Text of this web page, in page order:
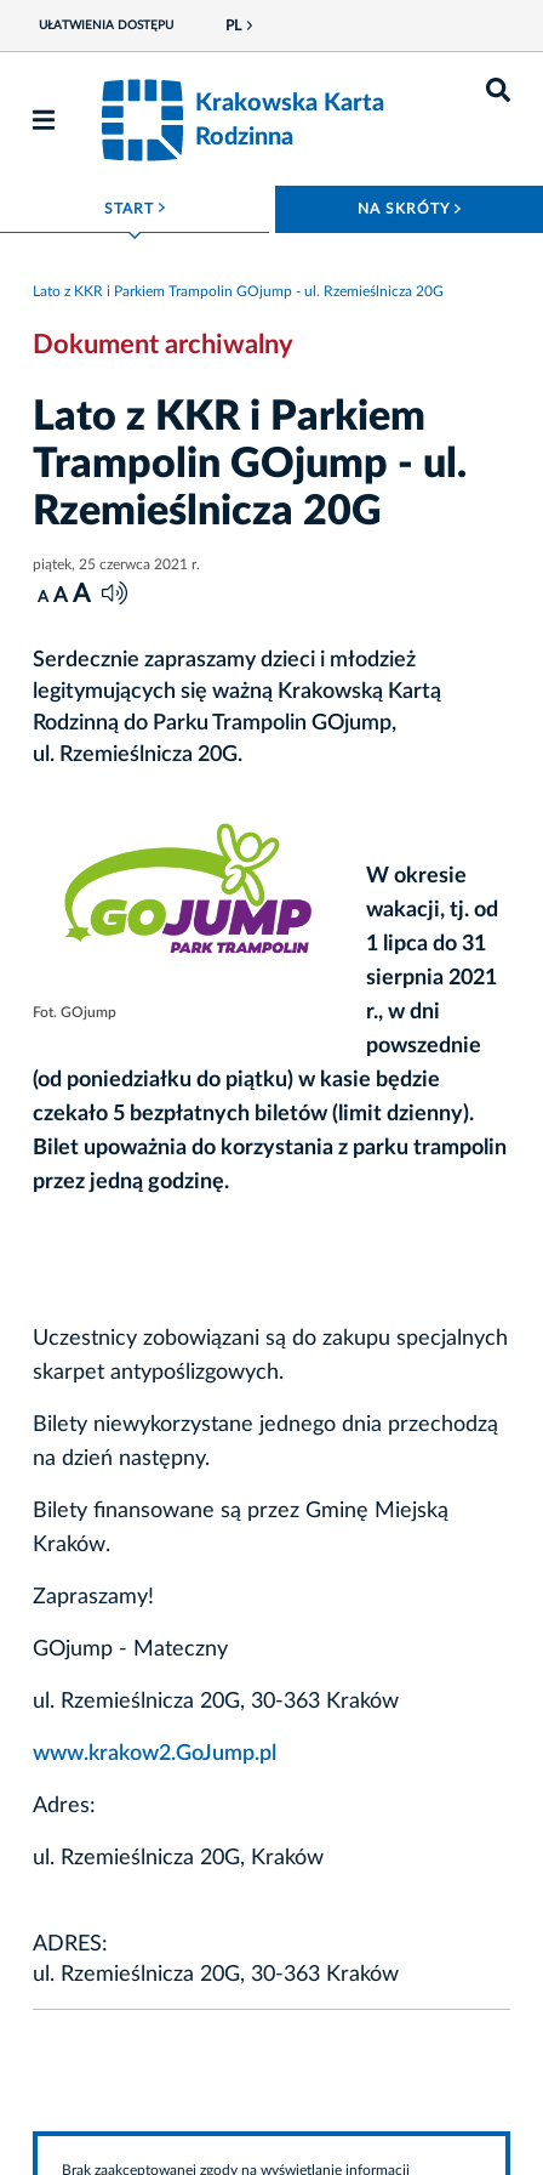
UŁATWIENIA DOSTĘPU PL
Krakowska Karta
Rodzinna
START ROZWIŃ MENU NA SKRÓTY
Lato z KKR i Parkiem Trampolin GOjump - ul. Rzemieślnicza 20G
Dokument archiwalny
Lato z KKR i Parkiem
Trampolin GOjump - ul.
Rzemieślnicza 20G
piątek, 25 czerwca 2021 r.
A A A
Serdecznie zapraszamy dzieci i młodzież
legitymujących się ważną Krakowską Kartą
Rodzinną do Parku Trampolin GOjump,
ul. Rzemieślnicza 20G.
Fot. GOjump
W okresie
wakacji, tj. od
1 lipca do 31
sierpnia 2021
r., w dni
powszednie
(od poniedziałku do piątku) w kasie będzie
czekało 5 bezpłatnych biletów (limit dzienny).
Bilet upoważnia do korzystania z parku trampolin
przez jedną godzinę.
Uczestnicy zobowiązani są do zakupu specjalnych
skarpet antypoślizgowych.
Bilety niewykorzystane jednego dnia przechodzą
na dzień następny.
Bilety finansowane są przez Gminę Miejską
Kraków.
Zapraszamy!
GOjump - Mateczny
ul. Rzemieślnicza 20G, 30-363 Kraków
www.krakow2.GoJump.pl
Adres:
ul. Rzemieślnicza 20G, Kraków
ADRES:
ul. Rzemieślnicza 20G, 30-363 Kraków
Brak zaakceptowanej zgody na wyświetlanie informacji